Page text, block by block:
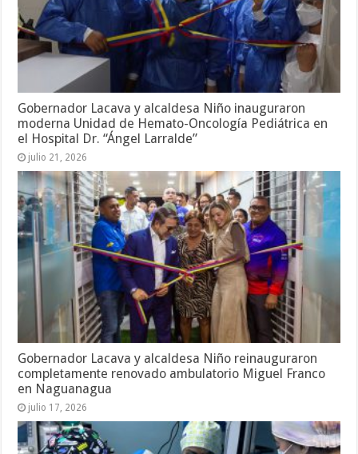
Gobernador Lacava y alcaldesa Niño inauguraron
moderna Unidad de Hemato-Oncología Pediátrica en
el Hospital Dr. “Ángel Larralde”
julio 21, 2026
Gobernador Lacava y alcaldesa Niño reinauguraron
completamente renovado ambulatorio Miguel Franco
en Naguanagua
julio 17, 2026